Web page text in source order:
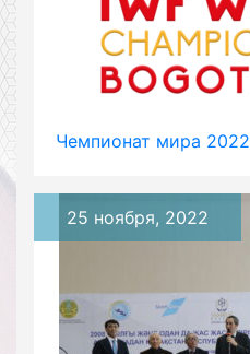
Чемпионат мира 2022
25 ноября, 2022